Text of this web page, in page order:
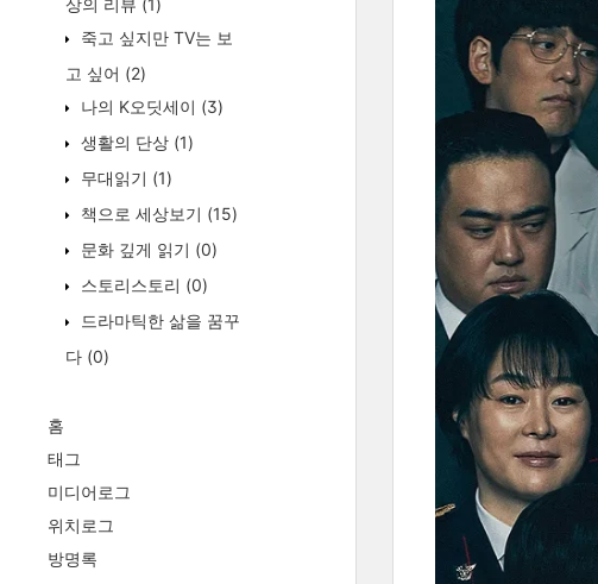
상의 리뷰 (1)
죽고 싶지만 TV는 보
고 싶어 (2)
나의 K오딧세이 (3)
생활의 단상 (1)
무대읽기 (1)
책으로 세상보기 (15)
문화 깊게 읽기 (0)
스토리스토리 (0)
드라마틱한 삶을 꿈꾸
다 (0)
홈
태그
미디어로그
위치로그
방명록